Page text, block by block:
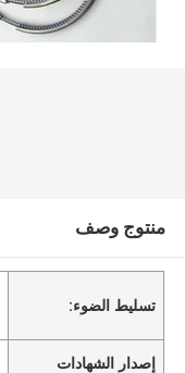
منتوج وصف
تسليط الضوء:
إصدار الشهادات